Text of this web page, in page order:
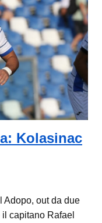
Kolasinac
Adopo, out da due
capitano Rafael